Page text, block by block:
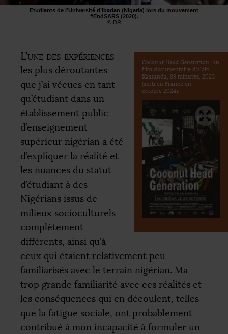
Etudiants de l’Université d’Ibadan (Nigeria) lors du mouvement
#EndSARS (2020).
© DR
Coconut Head Generation, un
film documentaire d’Alain
Kassanda, 89 minutes, 2023
(sorti en France en
octobre 2024).
L’une des expériences
les plus déroutantes
que j’ai vécues en tant
qu’étudiant dans un
établissement public
d’enseignement
supérieur nigérian a été
d’expliquer la réalité et
les nuances du statut
d’étudiant à des
Nigérians issus de
milieux socioculturels
complètement
différents, ainsi qu’à
ceux qui étaient relativement peu
familiarisés avec le terrain nigérian. Ma
trop grande familiarité avec ces réalités et
les conséquences qui en découlent, telles
que la fatigue sociale, ont probablement
contribué à mon incapacité à formuler un